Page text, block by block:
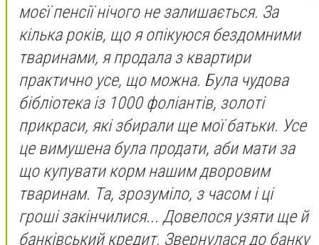
моєї пенсії нічого не залишається. За
кілька років, що я опікуюся бездомними
тваринами, я продала з квартири
практично усе, що можна. Була чудова
бібліотека із 1000 фоліантів, золоті
прикраси, які збирали ще мої батьки. Усе
це вимушена була продати, аби мати за
що купувати корм нашим дворовим
тваринам. Та, зрозуміло, з часом і ці
гроші закінчилися... Довелося узяти ще й
банківський кредит. Звернулася до банку